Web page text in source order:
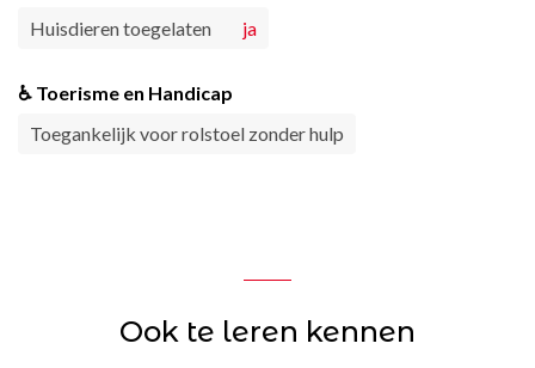
Huisdieren toegelaten
ja
♿ Toerisme en Handicap
Toegankelijk voor rolstoel zonder hulp
Ook te leren kennen